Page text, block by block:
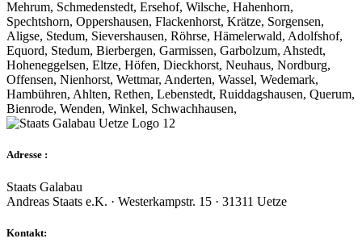
Mehrum, Schmedenstedt, Ersehof, Wilsche, Hahenhorn,
Spechtshorn, Oppershausen, Flackenhorst, Krätze, Sorgensen,
Aligse, Stedum, Sievershausen, Röhrse, Hämelerwald, Adolfshof,
Equord, Stedum, Bierbergen, Garmissen, Garbolzum, Ahstedt,
Hoheneggelsen, Eltze, Höfen, Dieckhorst, Neuhaus, Nordburg,
Offensen, Nienhorst, Wettmar, Anderten, Wassel, Wedemark,
Hambühren, Ahlten, Rethen, Lebenstedt, Ruiddagshausen, Querum,
Bienrode, Wenden, Winkel, Schwachhausen,
Adresse :
Staats Galabau
Andreas Staats e.K. · Westerkampstr. 15 · 31311 Uetze
Kontakt: